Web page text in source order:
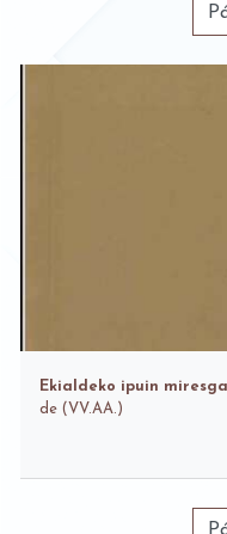
Ekialdeko ipuin
de (VV.AA.)